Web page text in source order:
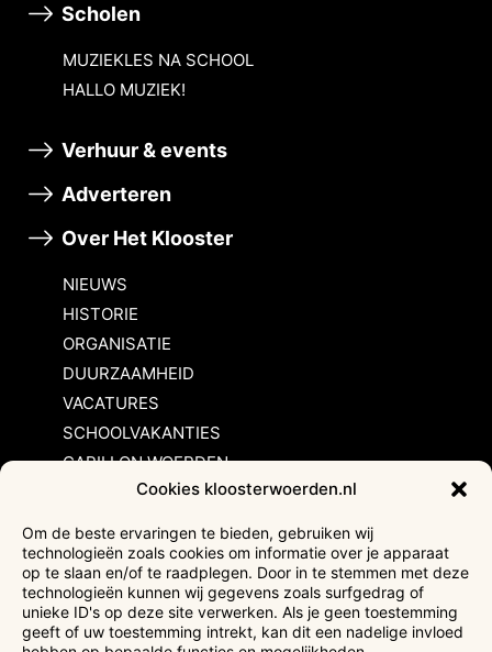
Cookies kloosterwoerden.nl
Om de beste ervaringen te bieden, gebruiken wij
technologieën zoals cookies om informatie over je apparaat
op te slaan en/of te raadplegen. Door in te stemmen met deze
technologieën kunnen wij gegevens zoals surfgedrag of
unieke ID's op deze site verwerken. Als je geen toestemming
geeft of uw toestemming intrekt, kan dit een nadelige invloed
Scholen
MUZIEKLES NA SCHOOL
HALLO MUZIEK!
Verhuur & events
Adverteren
Over Het Klooster
NIEUWS
HISTORIE
ORGANISATIE
DUURZAAMHEID
VACATURES
SCHOOLVAKANTIES
CARILLON WOERDEN
Inschrijvingsvoorwaarden
Bezoekersvoorwaarden
Huurvoorwaarden
Privacyverklaring
Ticketverkoop